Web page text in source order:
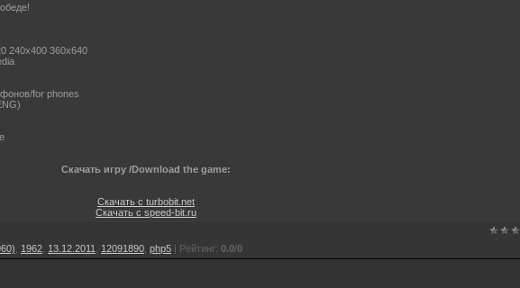
240x400 360x640
for phones
Скачать игру /Download the game:
Скачать с turbobit.net
Скачать с speed-bit.ru
1962 13.12.2011 12091890 php5 | Рейтинг: 0.0/0